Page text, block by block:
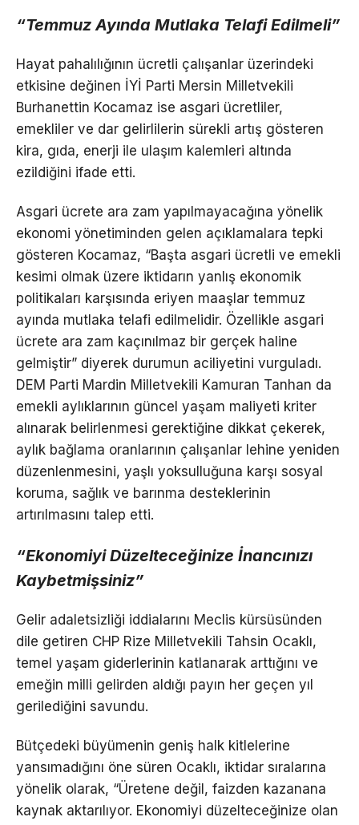
“Temmuz Ayında Mutlaka Telafi Edilmeli”
Hayat pahalılığının ücretli çalışanlar üzerindeki
etkisine değinen İYİ Parti Mersin Milletvekili
Burhanettin Kocamaz ise asgari ücretliler,
emekliler ve dar gelirlilerin sürekli artış gösteren
kira, gıda, enerji ile ulaşım kalemleri altında
ezildiğini ifade etti.
Asgari ücrete ara zam yapılmayacağına yönelik
ekonomi yönetiminden gelen açıklamalara tepki
gösteren Kocamaz, “Başta asgari ücretli ve emekli
kesimi olmak üzere iktidarın yanlış ekonomik
politikaları karşısında eriyen maaşlar temmuz
ayında mutlaka telafi edilmelidir. Özellikle asgari
ücrete ara zam kaçınılmaz bir gerçek haline
gelmiştir” diyerek durumun aciliyetini vurguladı.
DEM Parti Mardin Milletvekili Kamuran Tanhan da
emekli aylıklarının güncel yaşam maliyeti kriter
alınarak belirlenmesi gerektiğine dikkat çekerek,
aylık bağlama oranlarının çalışanlar lehine yeniden
düzenlenmesini, yaşlı yoksulluğuna karşı sosyal
koruma, sağlık ve barınma desteklerinin
artırılmasını talep etti.
“Ekonomiyi Düzelteceğinize İnancınızı
Kaybetmişsiniz”
Gelir adaletsizliği iddialarını Meclis kürsüsünden
dile getiren CHP Rize Milletvekili Tahsin Ocaklı,
temel yaşam giderlerinin katlanarak arttığını ve
emeğin milli gelirden aldığı payın her geçen yıl
gerilediğini savundu.
Bütçedeki büyümenin geniş halk kitlelerine
yansımadığını öne süren Ocaklı, iktidar sıralarına
yönelik olarak, “Üretene değil, faizden kazanana
kaynak aktarılıyor. Ekonomiyi düzelteceğinize olan